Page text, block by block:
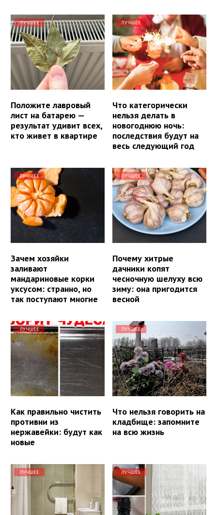
ЛУЧШЕЕ
Положите лавровый
лист на батарею —
результат удивит всех,
кто живет в квартире
ЛУЧШЕЕ
Что категорически
нельзя делать в
новогоднюю ночь:
последствия будут на
весь следующий год
ЛУЧШЕЕ
Зачем хозяйки
заливают
мандариновые корки
уксусом: странно, но
так поступают многие
ЛУЧШЕЕ
Почему хитрые
дачники копят
чесночную шелуху всю
зиму: она пригодится
весной
ЛУЧШЕЕ
Как правильно чистить
противни из
нержавейки: будут как
новые
ЛУЧШЕЕ
Что нельзя говорить на
кладбище: запомните
на всю жизнь
ЛУЧШЕЕ ЛУЧШЕЕ